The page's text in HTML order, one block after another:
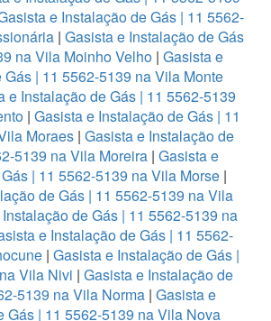
e Instalação de Gás | 11 5562-
| Gasista e Instalação de Gás
na Vila Moinho Velho | Gasista e
Gás | 11 5562-5139 na Vila Monte
e Instalação de Gás | 11 5562-5139
| Gasista e Instalação de Gás | 11
Moraes | Gasista e Instalação de
5139 na Vila Moreira| Gasista e
| 11 5562-5139 na Vila Morse|
de Gás | 11 5562-5139 na Vila
de Gás | 11 5562-5139 na
e Instalação de Gás | 11 5562-
| Gasista e Instalação de Gás |
Vila Nivi | Gasista e Instalação de
5139 na Vila Norma| Gasista e
Gás | 11 5562-5139 na Vila Nova